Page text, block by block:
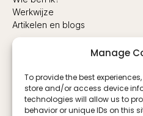
Manage
To provide the best
store and/or access device
technologies will allow us to
behavior or unique IDs on this
Werkwijze
Artikelen en blogs
Privacy
Algemene Voorwaarden
+31 6 11 34 88 50
info@box-to-unbox.com
KVK-nummer 92267556